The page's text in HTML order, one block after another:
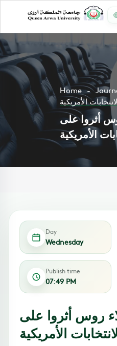
Home
الأمريكية
أثروا على
الأمريكية
Day
Wednesday
Publish time
07:49 PM
روس أثروا على
الأمريكية